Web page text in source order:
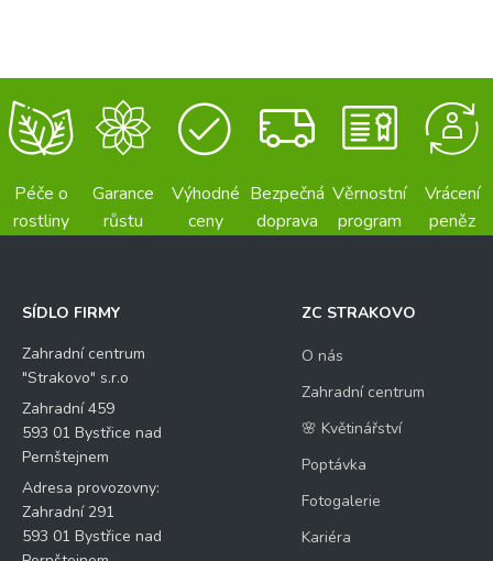
Péče o
rostliny
Garance
růstu
Výhodné
ceny
Bezpečná
doprava
Věrnostní
program
Vrácení
peněz
SÍDLO FIRMY
Zahradní centrum
"Strakovo" s.r.o
Zahradní 459
593 01 Bystřice nad
Pernštejnem
Adresa provozovny:
Zahradní 291
593 01 Bystřice nad
ZC STRAKOVO
O nás
Zahradní centrum
🌸 Květinářství
Poptávka
Fotogalerie
Kariéra